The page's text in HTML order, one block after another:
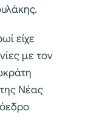
είχε
με τον
Νέας